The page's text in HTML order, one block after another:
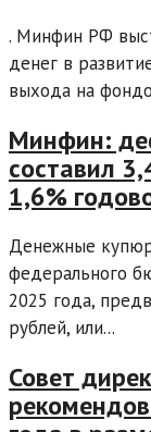
. Минфин РФ
денег в
выхода на
Минфин:
составил
1,6%
Денежные
федерального
2025 года,
рублей, или...
Совет